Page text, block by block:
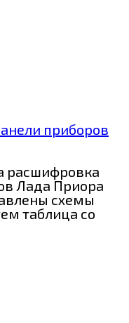
приборов
расшифровка
Лада Приора
схемы
таблица со